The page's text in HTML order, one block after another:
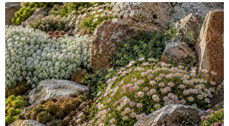
V
ý
p
i
s
č
l
á
n
k
ů